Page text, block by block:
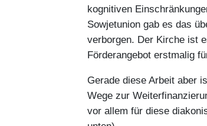
kognitiven
Sowjetunion gab es das
verborgen. Der Kirche ist
Förderangebot erstmalig
Gerade diese Arbeit aber
Wege zur
vor allem für diese